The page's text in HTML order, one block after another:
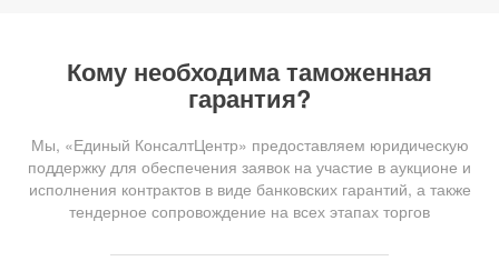
Кому необходима таможенная
гарантия?
Мы, «Единый КонсалтЦентр» предоставляем юридическую
поддержку для обеспечения заявок на участие в аукционе и
исполнения контрактов в виде банковских гарантий, а также
тендерное сопровождение на всех этапах торгов